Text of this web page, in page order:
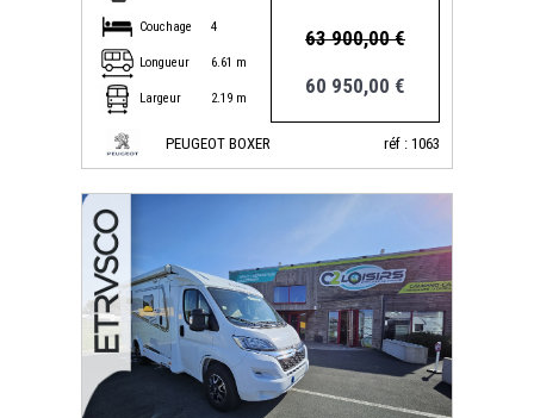
Couchage 4
Longueur 6.61 m
Largeur 2.19 m
63 900,00 €
60 950,00 €
PEUGEOT BOXER réf : 1063